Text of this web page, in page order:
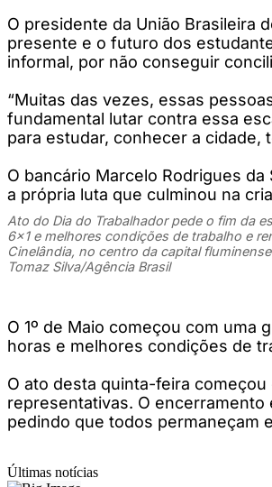
O presidente da União Brasileira
presente e o futuro dos
informal, por não conseguir
“Muitas das vezes, essas
fundamental lutar contra essa
para estudar, conhecer a cidade,
O bancário Marcelo Rodrigues
a própria luta que culminou na
Ato do Dia do Trabalhador pede o fim da
6x1 e melhores condições de trabalho e
Cinelândia, no centro da capital
Tomaz Silva/Agência Brasil
O 1º de Maio começou com uma
horas e melhores condições de
O ato desta quinta-feira
representativas. O encerramento
pedindo que todos permaneçam
Últimas notícias